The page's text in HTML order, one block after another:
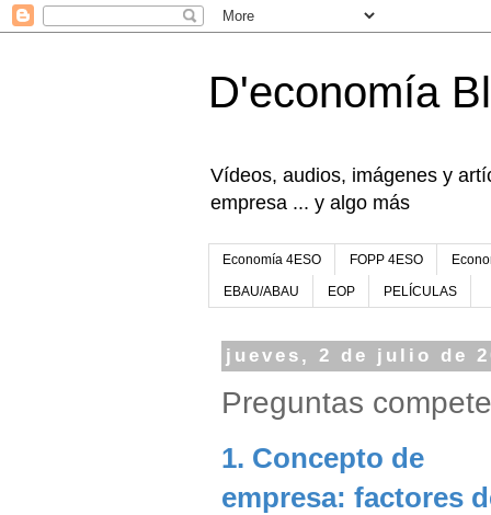
D'economía
Vídeos, audios, imágenes y
empresa ... y algo más
Economía 4ESO FOPP 4ESO
EBAU/ABAU EOP PELÍCULAS
jueves, 2 de julio de
Preguntas
1. Concepto de
empresa: factores